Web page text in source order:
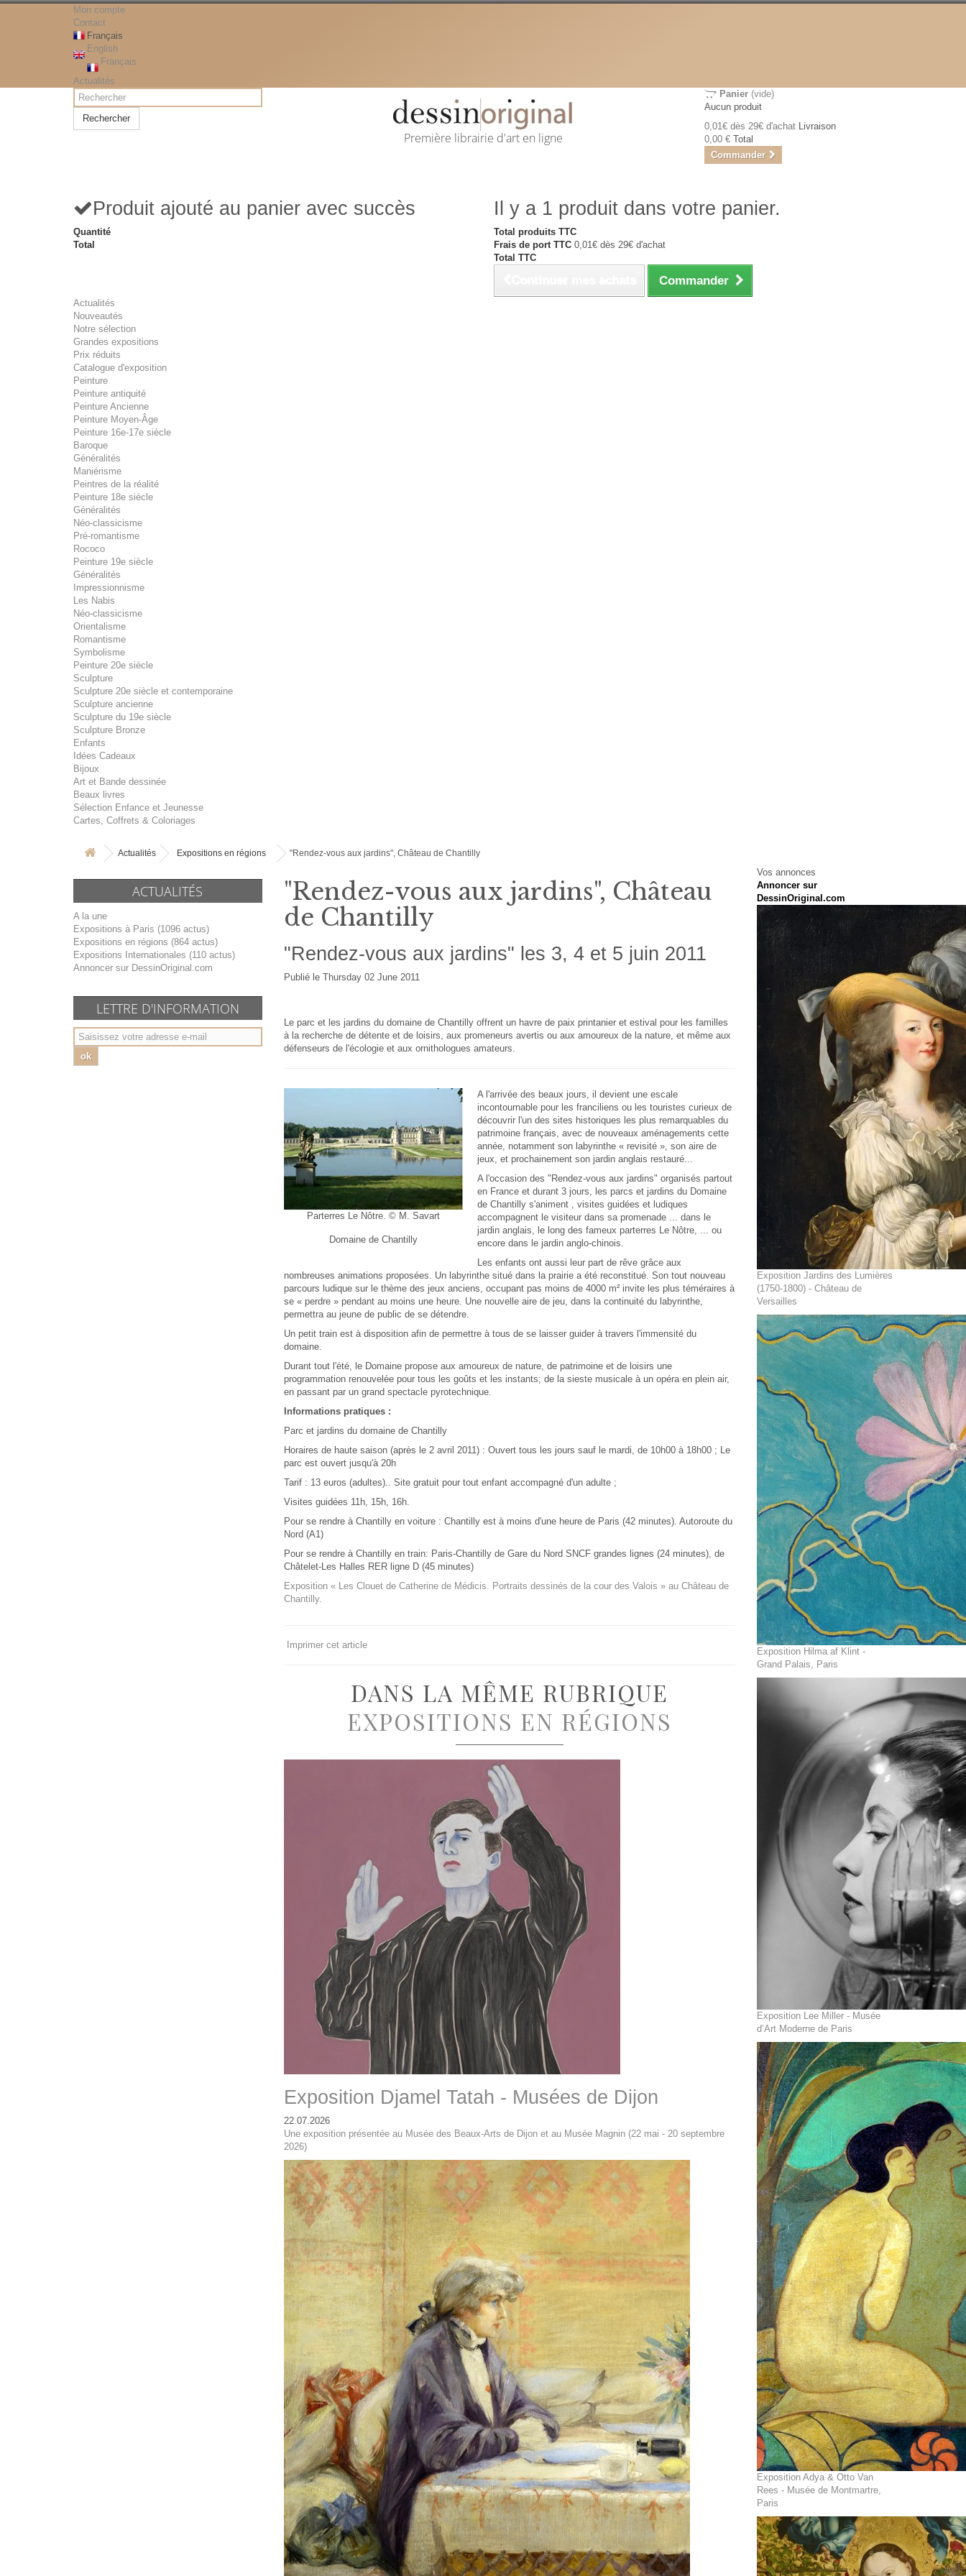
Mon compte
Contact
Français
English
Français
Actualités
Rechercher
Première librairie d'art en ligne
Panier (vide)
Aucun produit
0,01€ dès 29€ d'achat Livraison
0,00 € Total
Commander
Produit ajouté au panier avec succès
Quantité
Total
Il y a 1 produit dans votre panier.
Total produits TTC
Frais de port TTC 0,01€ dès 29€ d'achat
Total TTC
Commander
Actualités
Nouveautés
Notre sélection
Grandes expositions
Prix réduits
Catalogue d'exposition
Peinture
Peinture antiquité
Peinture Ancienne
Peinture Moyen-Âge
Peinture 16e-17e siècle
Baroque
Généralités
Maniérisme
Peintres de la réalité
Peinture 18e siècle
Généralités
Néo-classicisme
Pré-romantisme
Rococo
Peinture 19e siècle
Généralités
Impressionnisme
Les Nabis
Néo-classicisme
Orientalisme
Romantisme
Symbolisme
Peinture 20e siècle
Sculpture
Sculpture 20e siècle et contemporaine
Sculpture ancienne
Sculpture du 19e siècle
Sculpture Bronze
Enfants
Idées Cadeaux
Bijoux
Art et Bande dessinée
Beaux livres
Sélection Enfance et Jeunesse
Cartes, Coffrets & Coloriages
Actualités Expositions en régions "Rendez-vous aux jardins", Château de Chantilly
ACTUALITÉS
A la une
Expositions à Paris (1096 actus)
Expositions en régions (864 actus)
Expositions Internationales (110 actus)
Annoncer sur DessinOriginal.com
LETTRE D'INFORMATION
ok
"Rendez-vous aux jardins", Château
de Chantilly
"Rendez-vous aux jardins" les 3, 4 et 5 juin 2011
Publié le Thursday 02 June 2011
Le parc et les jardins du domaine de Chantilly offrent un havre de paix printanier et estival pour les familles
à la recherche de détente et de loisirs, aux promeneurs avertis ou aux amoureux de la nature, et même aux
défenseurs de l'écologie et aux ornithologues amateurs.
Parterres Le Nôtre. © M. Savart
Domaine de Chantilly
A l'arrivée des beaux jours, il devient une escale
incontournable pour les franciliens ou les touristes curieux de
découvrir l'un des sites historiques les plus remarquables du
patrimoine français, avec de nouveaux aménagements cette
année, notamment son labyrinthe « revisité », son aire de
jeux, et prochainement son jardin anglais restauré...
A l'occasion des "Rendez-vous aux jardins" organisés partout
en France et durant 3 jours, les parcs et jardins du Domaine
de Chantilly s'animent , visites guidées et ludiques
accompagnent le visiteur dans sa promenade ... dans le
jardin anglais, le long des fameux parterres Le Nôtre, ... ou
encore dans le jardin anglo-chinois.
Les enfants ont aussi leur part de rêve grâce aux
nombreuses animations proposées. Un labyrinthe situé dans la prairie a été reconstitué. Son tout nouveau
parcours ludique sur le thème des jeux anciens, occupant pas moins de 4000 m² invite les plus téméraires à
se « perdre » pendant au moins une heure. Une nouvelle aire de jeu, dans la continuité du labyrinthe,
permettra au jeune de public de se détendre.
Un petit train est à disposition afin de permettre à tous de se laisser guider à travers l'immensité du
domaine.
Durant tout l'été, le Domaine propose aux amoureux de nature, de patrimoine et de loisirs une
programmation renouvelée pour tous les goûts et les instants; de la sieste musicale à un opéra en plein air,
en passant par un grand spectacle pyrotechnique.
Informations pratiques :
Parc et jardins du domaine de Chantilly
Horaires de haute saison (après le 2 avril 2011) : Ouvert tous les jours sauf le mardi, de 10h00 à 18h00 ; Le
parc est ouvert jusqu'à 20h
Tarif : 13 euros (adultes).. Site gratuit pour tout enfant accompagné d'un adulte ;
Visites guidées 11h, 15h, 16h.
Pour se rendre à Chantilly en voiture : Chantilly est à moins d'une heure de Paris (42 minutes). Autoroute du
Nord (A1)
Pour se rendre à Chantilly en train: Paris-Chantilly de Gare du Nord SNCF grandes lignes (24 minutes), de
Châtelet-Les Halles RER ligne D (45 minutes)
Exposition « Les Clouet de Catherine de Médicis. Portraits dessinés de la cour des Valois » au Château de
Chantilly.
Imprimer cet article
DANS LA MÊME RUBRIQUE
EXPOSITIONS EN RÉGIONS
Exposition Djamel Tatah - Musées de Dijon
22.07.2026
Une exposition présentée au Musée des Beaux-Arts de Dijon et au Musée Magnin (22 mai - 20 septembre
2026)
Vos annonces
Annoncer sur
DessinOriginal.com
Exposition Jardins des Lumières
(1750-1800) - Château de
Versailles
Exposition Hilma af Klint -
Grand Palais, Paris
Exposition Lee Miller - Musée
d’Art Moderne de Paris
Exposition Adya & Otto Van
Rees - Musée de Montmartre,
Paris